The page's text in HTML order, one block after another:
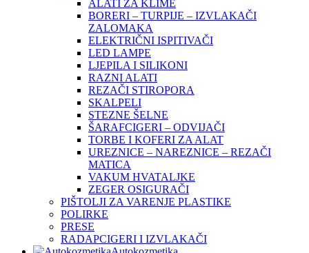
ALATI ZA KLIME
BORERI – TURPIJE – IZVLAKAČI
ZALOMAKA
ELEKTRIČNI ISPITIVAČI
LED LAMPE
LJEPILA I SILIKONI
RAZNI ALATI
REZAČI STIROPORA
SKALPELI
STEZNE ŠELNE
ŠARAFCIGERI – ODVIJAČI
TORBE I KOFERI ZA ALAT
UREZNICE – NAREZNICE – REZAČI
MATICA
VAKUM HVATALJKE
ZEGER OSIGURAČI
PIŠTOLJI ZA VARENJE PLASTIKE
POLIRKE
PRESE
RADAPCIGERI I IZVLAKAČI